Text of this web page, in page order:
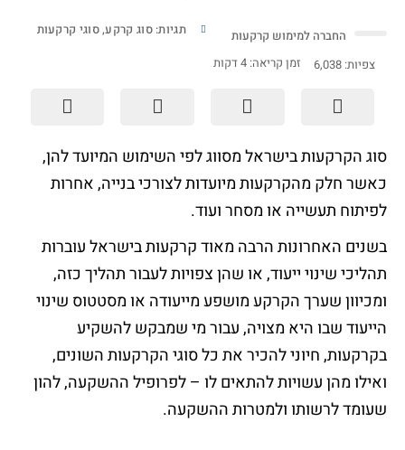
החברה למימוש קרקעות תגיות: סוג קרקע,סוגי קרקעות
צפיות: 6,038 זמן קריאה: 4דקות
סוג הקרקעות בישראל מסווג לפי השימוש המיועד להן,
כאשר חלק מהקרקעות מיועדות לצורכי בנייה, אחרות
לפיתוח תעשייה או מסחר ועוד.
בשנים האחרונות הרבה מאוד קרקעות בישראל עוברות
תהליכי שינוי ייעוד, או שהן צפויות לעבור תהליך כזה,
ומכיוון שערך הקרקע מושפע מייעודה או מסטטוס שינוי
הייעוד שבו היא מצויה, עבור מי שמבקש להשקיע
בקרקעות, חיוני להכיר את כל סוגי הקרקעות השונים,
ואילו מהן עשויות להתאים לו – לפרופיל ההשקעה, להון
שעומד לרשותו ולמטרות ההשקעה.